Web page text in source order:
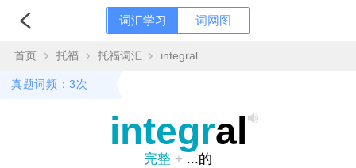
词汇学习 词网图
首页 托福 托福词汇 integral
真题词频：3次
integral
完整 + ...的